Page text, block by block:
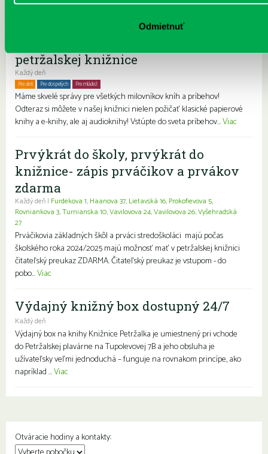
Odmietnuť
petržalskej knižnice
Každý deň
Pre deti Pre dospelých Pre mládež
Máme skvelé správy pre všetkých milovníkov kníh a príbehov!
Odteraz si môžete v našej knižnici nielen požičať klasické papierové
knihy a e-knihy, ale aj audioknihy! Vstúpte do sveta príbehov...Viac
Prvýkrát do školy, prvýkrát do
knižnice- zápis prváčikov a prvákov
zdarma
Každý deň | Furdekova 1, Haanova 37, Lietavská 16, Prokofievova 5,
Rovniankova 3,Turnianska 10,Vavilovova 24,Vavilovova 26,Vyšehradská
27
Prváčikovia základných škôl a prváci stredoškoláci majú počas
školského roka 2024/2025 majú možnosť mať v petržalskej knižnici
čitateľský preukaz ZDARMA. Čitateľský preukaz je vstupom - do
pobo...Viac
Výdajný knižný box dostupný 24/7
Každý deň
Výdajný box na knihy Knižnice Petržalka je umiestnený pri vchode
do Petržalskej plavárne na Tupolevovej 7B a jeho obsluha je
užívateľsky veľmi jednoduchá – funguje na rovnakom princípe, ako
napríklad ...Viac
Otváracie hodiny a kontakty: